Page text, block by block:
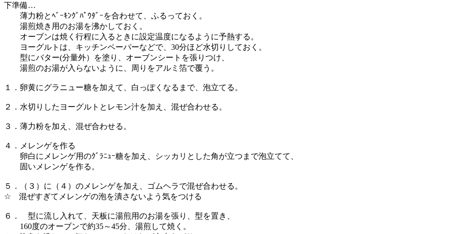
下準備…
薄力粉とﾍﾞｰｷﾝｸﾞﾊﾟｳﾀﾞｰを合わせて、ふるっておく。
湯煎焼き用のお湯を沸かしておく。
オーブンは焼く行程に入るときに設定温度になるように予熱する。
ヨーグルトは、キッチンペーパーなどで、30分ほど水切りしておく。
型にバター(分量外）を塗り、オーブンシートを張りつけ、
湯煎のお湯が入らないように、周りをアルミ箔で覆う。
１．卵黄にグラニュー糖を加えて、白っぽくなるまで、泡立てる。
２．水切りしたヨーグルトとレモン汁を加え、混ぜ合わせる。
３．薄力粉を加え、混ぜ合わせる。
４．メレンゲを作る
卵白にメレンゲ用のｸﾞﾗﾆｭｰ糖を加え、シッカリとした角が立つまで泡立てて、
固いメレンゲを作る。
５．（３）に（４）のメレンゲを加え、ゴムヘラで混ぜ合わせる。
☆ 混ぜすぎてメレンゲの泡を潰さないよう気をつける
６． 型に流し入れて、天板に湯煎用のお湯を張り、型を置き、
160度のオーブンで約35～45分、湯煎して焼く。